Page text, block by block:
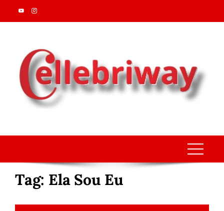
Skip
to
Tag: Ela Sou Eu